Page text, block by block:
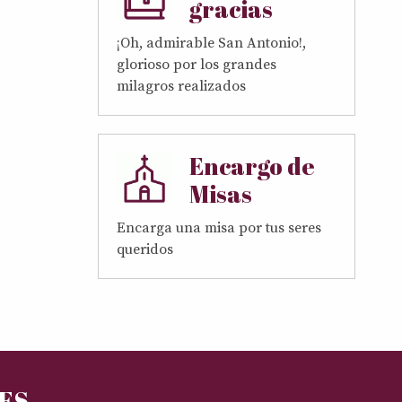
gracias
¡Oh, admirable San Antonio!,
glorioso por los grandes
milagros realizados
Encargo de
Misas
Encarga una misa por tus seres
queridos